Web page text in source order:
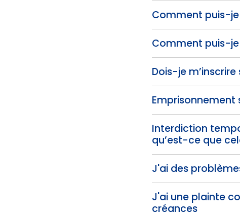
Comment puis-
Comment puis-je
Dois-je
Emprisonnement
Interdiction
qu’est-ce que
J'ai des
J'ai une plainte
créances